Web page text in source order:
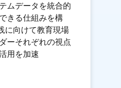
ムデータを統合的
きる仕組みを構
に向けて教育現場
ーそれぞれの視点
用を加速